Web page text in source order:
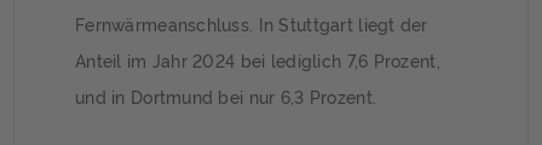
Fernwärmeanschluss. In Stuttgart liegt der
Anteil im Jahr 2024 bei lediglich 7,6 Prozent,
und in Dortmund bei nur 6,3 Prozent.